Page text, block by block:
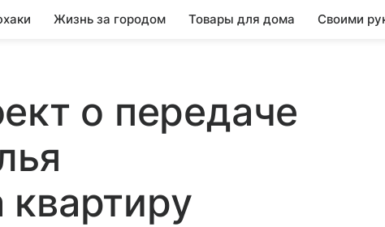
Жизнь за городом Товары для дома Своими
о передаче